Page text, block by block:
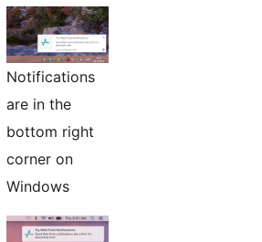
Notifications
are in the
bottom right
corner on
Windows